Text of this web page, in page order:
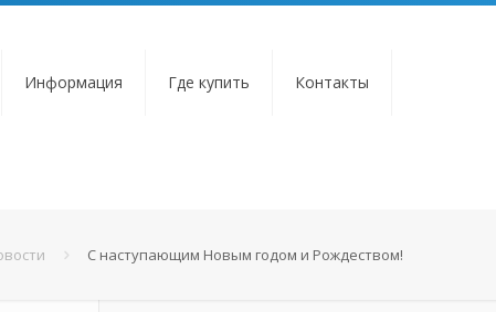
Информация Где купить Контакты
С наступающим Новым годом и Рождеством!